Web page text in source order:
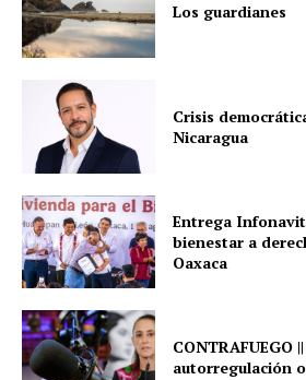
Los guardianes
Crisis
Nicaragua
Entrega
bienestar a
Oaxaca
CONTRAFUEGO
autorregulación